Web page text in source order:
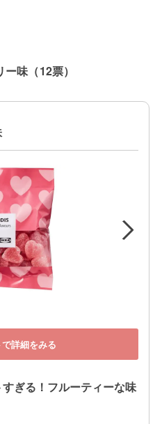
味（12票）
詳細をみる
ぎる！フルーティーな味